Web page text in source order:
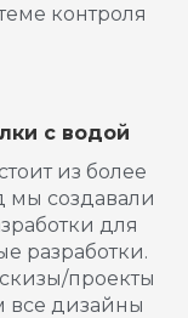
контроля
с водой
из более
мы создавали
для
разработки.
проекты
все дизайны